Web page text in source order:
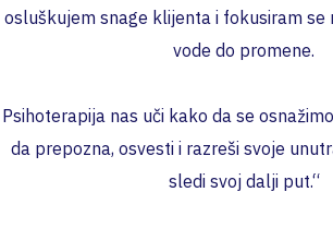
osluškujem snage klijenta i fokusiram se
vode do promene.
Psihoterapija nas uči kako da se
da prepozna, osvesti i razreši svoje
sledi svoj dalji put.“